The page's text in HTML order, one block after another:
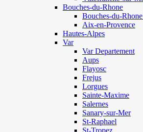
Bouches-du-Rhone
Bouches-du-
Aix-en-Provence
Hautes-Alpes
Var
Var Departement
Aups
Flayosc
Frejus
Lorgues
Sainte-Maxime
Salernes
Sanary-sur-Mer
St-Raphael
St-Tropez